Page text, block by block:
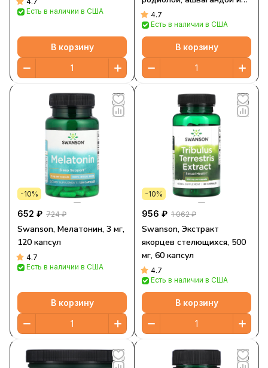
Есть в наличии в США
В корзину
женьшенем, 60 капсул
4.7
Есть в наличии в США
В корзину
-10%
652 ₽ 724 ₽
Swanson, Мелатонин, 3 мг,
120 капсул
4.7
Есть в наличии в США
В корзину
-10%
956 ₽ 1 062 ₽
Swanson, Экстракт
якорцев стелющихся, 500
мг, 60 капсул
4.7
Есть в наличии в США
В корзину